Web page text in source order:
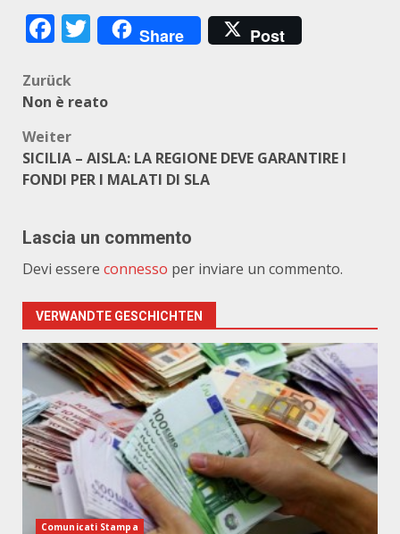
Facebook
Twitter
Share Post
Beitragsnavigation
Zurück
Non è reato
Weiter
SICILIA – AISLA: LA REGIONE DEVE GARANTIRE I
FONDI PER I MALATI DI SLA
Lascia un commento
Devi essere connesso per inviare un commento.
VERWANDTE GESCHICHTEN
Comunicati Stampa